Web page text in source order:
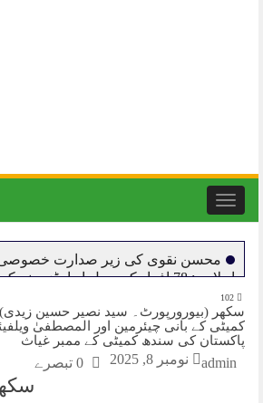
Toggle
navigation
محسن نقوی کی زیر صدارت خصوصی
اجلاس: 78 افراد کو سول ایوارڈز
گئی۔
میجر
مسلح افواج کے سربراہان کا خراج
جیکب آباد (نامه نگار)قائدِ شہید علامہ
حسین الحسینیؒ کی 38ویں
سکھر (بیورورپورٹ۔ سید نصیر حسین زیدی)
کمیٹی کے بانی چیئرمین اور المصطفیٰ
پاکستان کی سندھ کمیٹی کے ممبر غیاث
admin نومبر 8, 2025 0 تبصرے